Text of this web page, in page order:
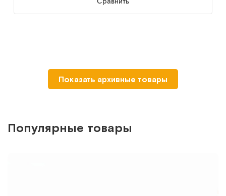
MET BAGS (упаковка 20 шт)
Сменные пакеты для кроватей с туалетом
Сообщить о поступлении
Показать архивные товары
Популярные товары